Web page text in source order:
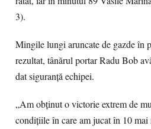
3).
Mingile lungi aruncate de gazde în
rezultat, tânărul portar Radu Bob
dat siguranță echipei.
„Am obținut o victorie extrem de
condițiile în care am jucat în 10